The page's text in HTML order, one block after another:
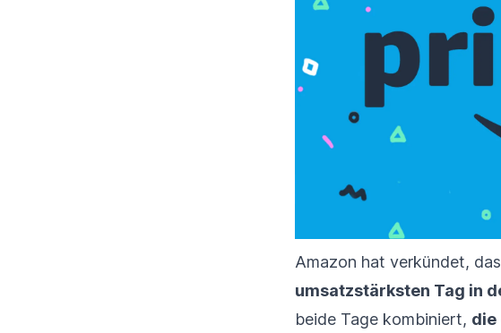
Amazon hat verkündet,
umsatzstärksten Tag in
beide Tage kombiniert, die